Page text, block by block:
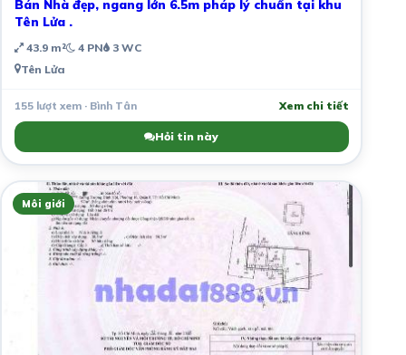
Bán Nhà đẹp, ngang lớn 6.5m pháp lý chuẩn tại khu
Tên Lửa .
43.9 m² 4 PN 3 WC
Tên Lửa
155 lượt xem · Bình Tân Xem chi tiết
Hỏi tin này
Môi giới